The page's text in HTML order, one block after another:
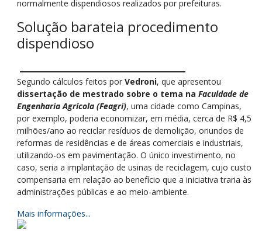
normalmente dispendiosos realizados por prefeituras.
Solução barateia procedimento
dispendioso
Segundo cálculos feitos por Vedroni, que apresentou
dissertação de mestrado sobre o tema na Faculdade de
Engenharia Agrícola (Feagri), uma cidade como Campinas,
por exemplo, poderia economizar, em média, cerca de R$ 4,5
milhões/ano ao reciclar resíduos de demolição, oriundos de
reformas de residências e de áreas comerciais e industriais,
utilizando-os em pavimentação. O único investimento, no
caso, seria a implantação de usinas de reciclagem, cujo custo
compensaria em relação ao benefício que a iniciativa traria às
administrações públicas e ao meio-ambiente.
Mais informações...